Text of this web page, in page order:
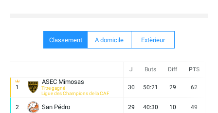
Classement A domicile Extèrieur
J Buts Diff PTS
1
ASEC Mimosas
Titre gagné
Ligue des Champions de la CAF
30 50:21 29 62
2 San Pédro 29 40:30 10 49